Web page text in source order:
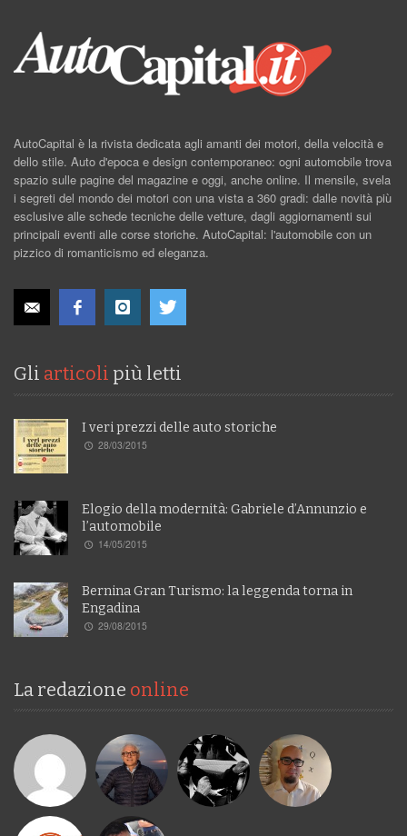
AutoCapital è la rivista dedicata agli amanti dei motori, della velocità e
dello stile. Auto d'epoca e design contemporaneo: ogni automobile trova
spazio sulle pagine del magazine e oggi, anche online. Il mensile, svela
i segreti del mondo dei motori con una vista a 360 gradi: dalle novità più
esclusive alle schede tecniche delle vetture, dagli aggiornamenti sui
principali eventi alle corse storiche. AutoCapital: l'automobile con un
pizzico di romanticismo ed eleganza.
Gli articoli più letti
I veri prezzi delle auto storiche
28/03/2015
Elogio della modernità: Gabriele d’Annunzio e
l’automobile
14/05/2015
Bernina Gran Turismo: la leggenda torna in
Engadina
29/08/2015
La redazione online